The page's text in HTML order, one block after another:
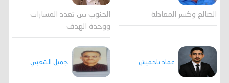
الضالع وكسر المعادلة
الجنوب بين تعدد المسارات
ووحدة الهدف
عماد باحميش جميل الشعبي